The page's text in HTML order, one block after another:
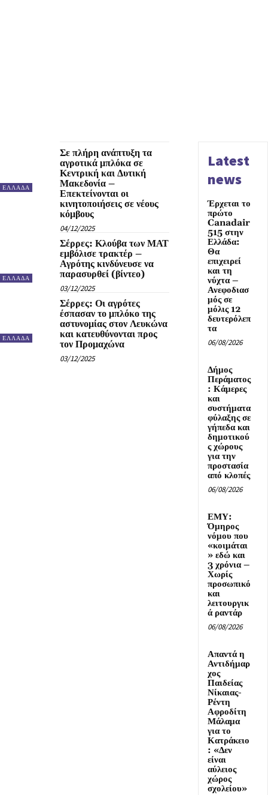
ΕΛΛΑΔΑ
Σε πλήρη ανάπτυξη τα
αγροτικά μπλόκα σε
Κεντρική και Δυτική
Μακεδονία –
Επεκτείνονται οι
κινητοποιήσεις σε νέους
κόμβους
04/12/2025
ΕΛΛΑΔΑ
Σέρρες: Κλούβα των ΜΑΤ
εμβόλισε τρακτέρ –
Αγρότης κινδύνευσε να
παρασυρθεί (βίντεο)
03/12/2025
ΕΛΛΑΔΑ
Σέρρες: Οι αγρότες
έσπασαν το μπλόκο της
αστυνομίας στον Λευκώνα
και κατευθύνονται προς
τον Προμαχώνα
03/12/2025
Latest
news
Έρχεται το
πρώτο
Canadair
515 στην
Ελλάδα:
Θα
επιχειρεί
και τη
νύχτα –
Ανεφοδιασ
μός σε
μόλις 12
δευτερόλεπ
τα
06/08/2026
Δήμος
Περάματος
: Κάμερες
και
συστήματα
φύλαξης σε
γήπεδα και
δημοτικού
ς χώρους
για την
προστασία
από κλοπές
06/08/2026
ΕΜΥ:
Όμηρος
νόμου που
«κοιμάται
» εδώ και
3 χρόνια –
Χωρίς
προσωπικό
και
λειτουργικ
ά ραντάρ
06/08/2026
Απαντά η
Αντιδήμαρ
χος
Παιδείας
Νίκαιας-
Ρέντη
Αφροδίτη
Μάλαμα
για το
Κατράκειο
: «Δεν
είναι
αύλειος
χώρος
σχολείου»